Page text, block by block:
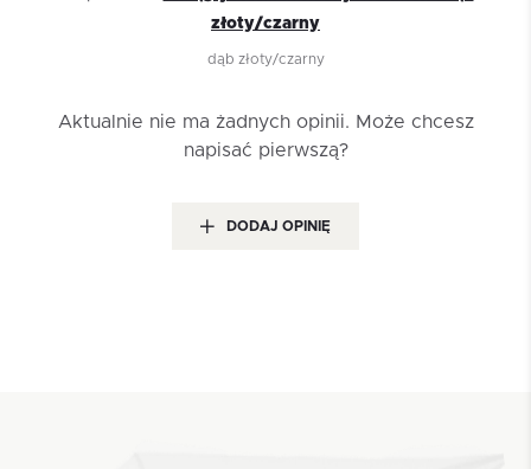
złoty/czarny
dąb złoty/czarny
Aktualnie nie ma żadnych opinii. Może chcesz
napisać pierwszą?
DODAJ OPINIĘ